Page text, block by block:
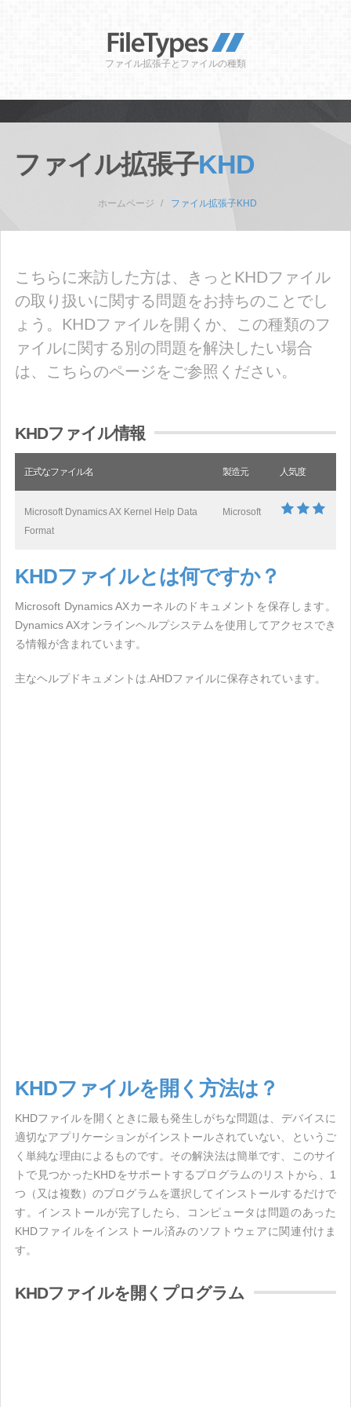
ファイル拡張子とファイルの種類
ファイル拡張子KHD
ホームページ ファイル拡張子KHD
こちらに来訪した方は、きっとKHDファイル
の取り扱いに関する問題をお持ちのことでし
ょう。KHDファイルを開くか、この種類のフ
ァイルに関する別の問題を解決したい場合
は、こちらのページをご参照ください。
KHDファイル情報
正式なファイル名 製造元 人気度
Microsoft Dynamics AX Kernel Help Data
Format
Microsoft
KHDファイルとは何ですか？
Microsoft Dynamics AXカーネルのドキュメントを保存します。
Dynamics AXオンラインヘルプシステムを使用してアクセスでき
る情報が含まれています。
主なヘルプドキュメントは.AHDファイルに保存されています。
KHDファイルを開く方法は？
KHDファイルを開くときに最も発生しがちな問題は、デバイスに
適切なアプリケーションがインストールされていない、というご
く単純な理由によるものです。その解決法は簡単です、このサイ
トで見つかったKHDをサポートするプログラムのリストから、1
つ（又は複数）のプログラムを選択してインストールするだけで
す。インストールが完了したら、コンピュータは問題のあった
KHDファイルをインストール済みのソフトウェアに関連付けま
す。
KHDファイルを開くプログラム